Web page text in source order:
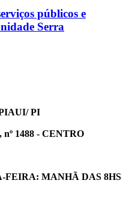
públicos e
Serra
PI
1488 - CENTRO
FEIRA: MANHÃ DAS 8HS